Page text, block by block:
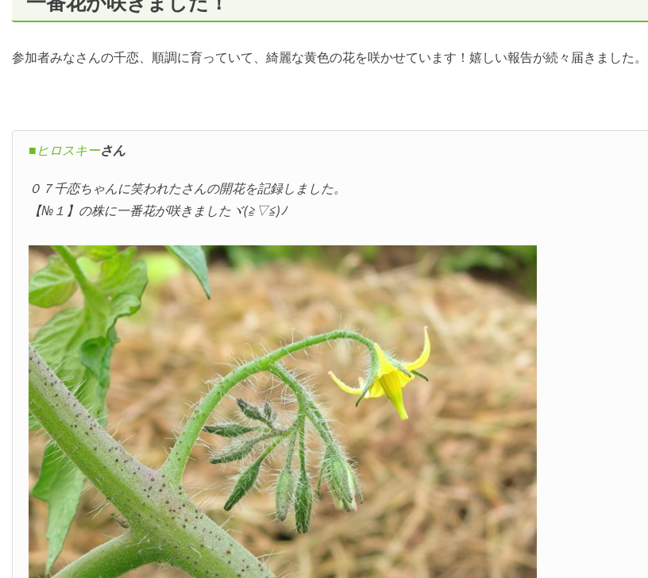
参加者みなさんの千恋、順調に育っていて、綺麗な黄色の花を咲かせています！嬉しい報告が続々届きました。
■ヒロスキーさん
０７千恋ちゃんに笑われたさんの開花を記録しました。
【№１】の株に一番花が咲きましたヾ(≧▽≦)ﾉ